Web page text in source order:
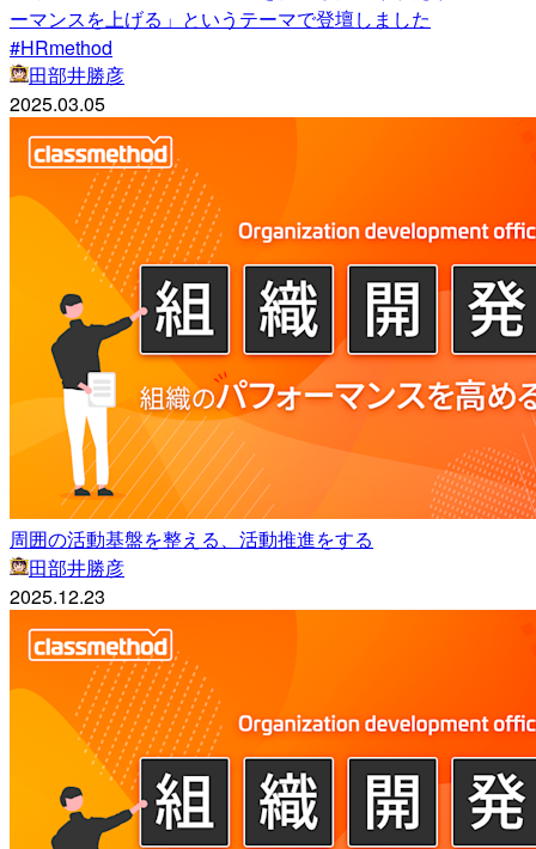
ーマンスを上げる」というテーマで登壇しました
#HRmethod
田部井勝彦
2025.03.05
周囲の活動基盤を整える、活動推進をする
田部井勝彦
2025.12.23